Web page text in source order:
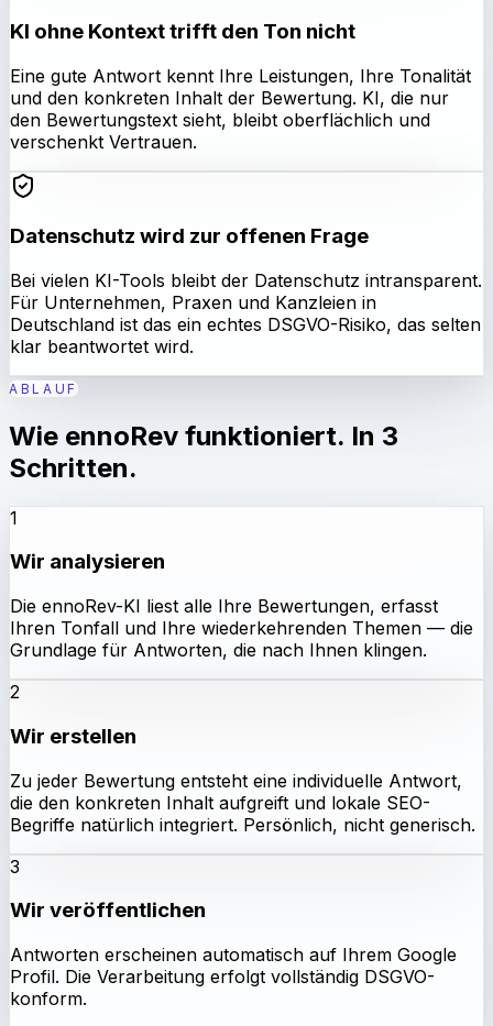
KI ohne Kontext trifft den Ton nicht
Eine gute Antwort kennt Ihre Leistungen, Ihre Tonalität
und den konkreten Inhalt der Bewertung. KI, die nur
den Bewertungstext sieht, bleibt oberflächlich und
verschenkt Vertrauen.
Datenschutz wird zur offenen Frage
Bei vielen KI-Tools bleibt der Datenschutz intransparent.
Für Unternehmen, Praxen und Kanzleien in
Deutschland ist das ein echtes DSGVO-Risiko, das selten
klar beantwortet wird.
ABLAUF
Wie ennoRev funktioniert. In 3
Schritten.
1
Wir analysieren
Die ennoRev-KI liest alle Ihre Bewertungen, erfasst
Ihren Tonfall und Ihre wiederkehrenden Themen — die
Grundlage für Antworten, die nach Ihnen klingen.
2
Wir erstellen
Zu jeder Bewertung entsteht eine individuelle Antwort,
die den konkreten Inhalt aufgreift und lokale SEO-
Begriffe natürlich integriert. Persönlich, nicht generisch.
3
Wir veröffentlichen
Antworten erscheinen automatisch auf Ihrem Google
Profil. Die Verarbeitung erfolgt vollständig DSGVO-
konform.